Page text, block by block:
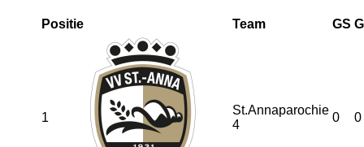
Positie Team GS
1
St.Annaparochie
4
0 0